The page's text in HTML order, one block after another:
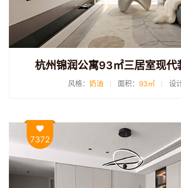
杭州锦润公寓93㎡三居室现代
风格： 奶油 面积： 93㎡ 设
7372